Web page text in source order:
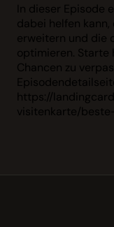
In dieser Episode
dabei helfen
erweitern und die
optimieren. Starte
Chancen zu
https://
visitenkarte/